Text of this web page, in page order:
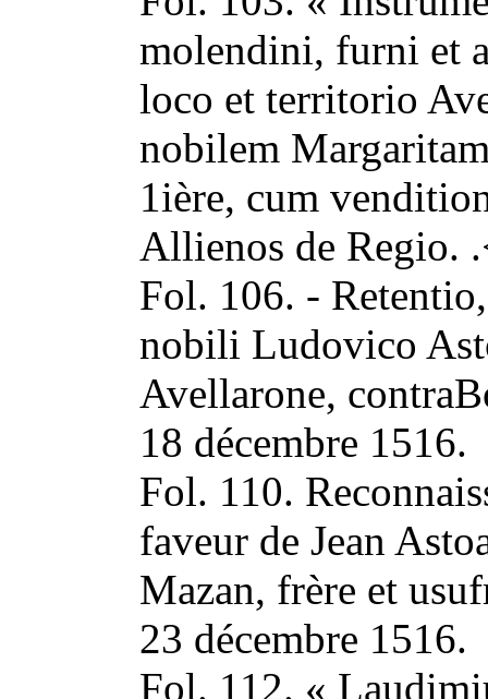
molendini, furni et
loco et territorio
nobilem
1ière, cum
Allienos de Regio.
Fol. 106. -
nobili Ludovico
Avellarone,
18 décembre 1516.
Fol. 110.
faveur de Jean
Mazan, frère et
23 décembre 1516.
Fol. 112. «